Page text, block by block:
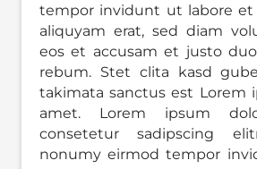
tempor invidunt ut labore et
aliquyam erat, sed diam
eos et accusam et justo
rebum. Stet clita kasd
takimata sanctus est Lorem
amet. Lorem ipsum
consetetur sadipscing
nonumy eirmod tempor